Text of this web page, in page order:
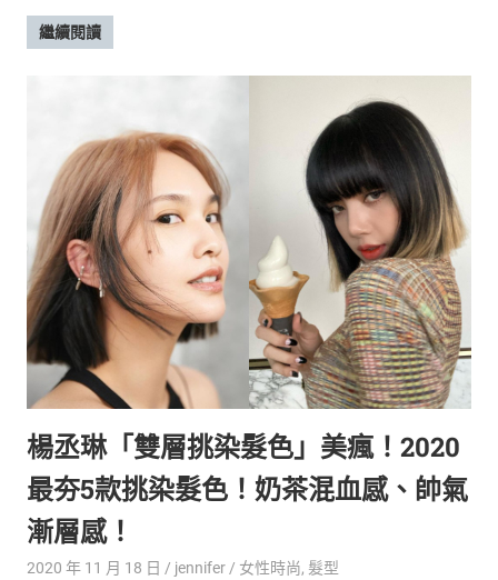
活
座、
奇
新
鮮
內
容，
讓
一
二
的
你
和
CBOOK
一
繼續閱讀
楊丞琳「雙層挑染髮色」美瘋！2020
最夯5款挑染髮色！奶茶混血感、帥氣
漸層感！
2020 年 11 月 18 日 jennifer 女性時尚, 髮型